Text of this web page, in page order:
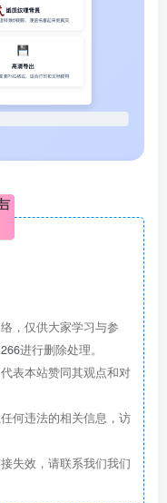
，仅供大家学习与参
进行删除处理。
表本站赞同其观点和对
何违法的相关信息，访
失效，请联系我们我们